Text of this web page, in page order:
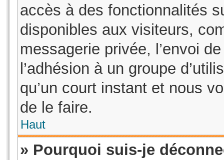
accès à des fonctionnalités
disponibles aux visiteurs,
messagerie privée, l’envoi
l’adhésion à un groupe
qu’un court instant et nous
de le faire.
Haut
» Pourquoi suis-je